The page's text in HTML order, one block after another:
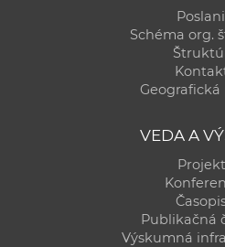
Schéma org.
Geografická
VEDA A
Publikačná
Výskumná